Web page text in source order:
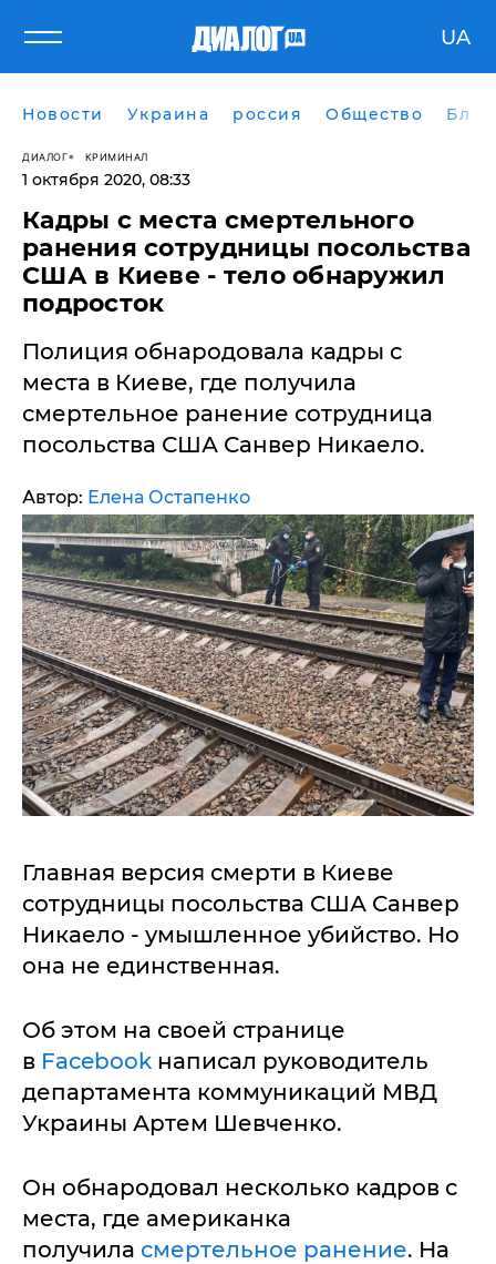
UA
Новости Украина россия Общество
ДИАЛОГ КРИМИНАЛ
1 октября 2020, 08:33
Кадры с места смертельного
ранения сотрудницы посольства
США в Киеве - тело обнаружил
подросток
​Полиция обнародовала кадры с
места в Киеве, где получила
смертельное ранение сотрудница
посольства США Санвер Никаело.
Автор: Елена Остапенко
Главная версия смерти в Киеве
сотрудницы посольства США Санвер
Никаело - умышленное убийство. Но
она не единственная.
Об этом на своей странице
в Facebook написал руководитель
департамента коммуникаций МВД
Украины Артем Шевченко.
Он обнародовал несколько кадров с
места, где американка
получила смертельное ранение. На